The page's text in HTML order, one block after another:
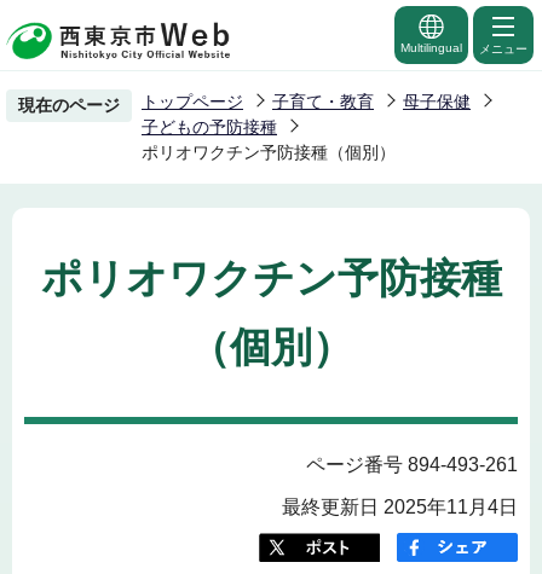
の
ー
の
先
Multilingual メニュー
現在のページ トップページ 子育て・教育
母子保健
子どもの予防接種
ポリオワクチン予防接種（個別）
ポリオワクチン予防接種
（個別）
ページ番号 894-493-261
最終更新日 2025年11月4日